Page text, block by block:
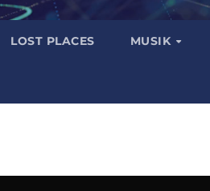
LOST PLACES MUSIK